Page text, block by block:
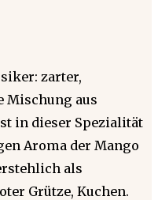
zarter,
Mischung aus
in dieser Spezialität
Aroma der Mango
als
Grütze, Kuchen.